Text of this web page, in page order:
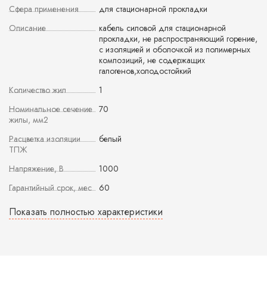
Сфера применения
для стационарной прокладки
Описание
кабель силовой для стационарной
прокладки, не распространяющий горение,
с изоляцией и оболочкой из полимерных
композиций, не содержащих
галогенов,холодостойкий
Количество жил
1
Номинальное сечение
жилы, мм2
70
Расцветка изоляции
ТПЖ
белый
Напряжение, В
1000
Гарантийный срок, мес
60
Показать полностью характеристики